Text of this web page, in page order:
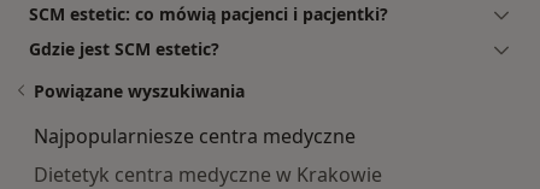
SCM estetic: co mówią pacjenci i pacjentki?
Gdzie jest SCM estetic?
Powiązane wyszukiwania
Najpopularniesze centra medyczne
Dietetyk centra medyczne w Krakowie